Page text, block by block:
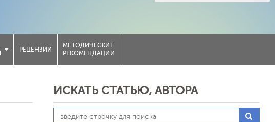
РЕЦЕНЗИИ
МЕТОДИЧЕСКИЕ
РЕКОМЕНДАЦИИ
ИСКАТЬ СТАТЬЮ, АВТОРА